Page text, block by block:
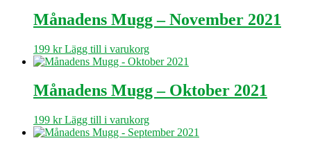
Månadens Mugg – November 2021
199 kr Lägg till i varukorg
Månadens Mugg – Oktober 2021
199 kr Lägg till i varukorg